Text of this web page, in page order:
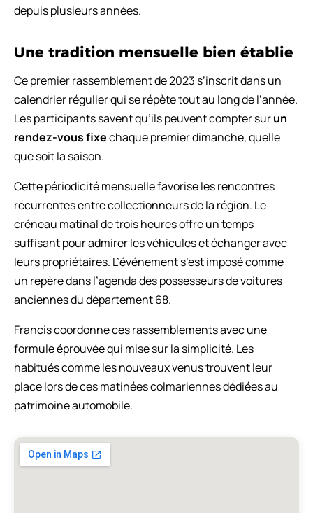
depuis plusieurs années.
Une tradition mensuelle bien établie
Ce premier rassemblement de 2023 s’inscrit dans un
calendrier régulier qui se répète tout au long de l’année.
Les participants savent qu’ils peuvent compter surun
rendez-vous fixechaque premier dimanche, quelle
que soit la saison.
Cette périodicité mensuelle favorise les rencontres
récurrentes entre collectionneurs de la région. Le
créneau matinal de trois heures offre un temps
suffisant pour admirer les véhicules et échanger avec
leurs propriétaires. L’événement s’est imposé comme
un repère dans l’agenda des possesseurs de voitures
anciennes du département 68.
Francis coordonne ces rassemblements avec une
formule éprouvée qui mise sur la simplicité. Les
habitués comme les nouveaux venus trouvent leur
place lors de ces matinées colmariennes dédiées au
patrimoine automobile.